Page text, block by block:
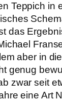
Teppich in
das
aber in
genug
zwar seit
eine Art